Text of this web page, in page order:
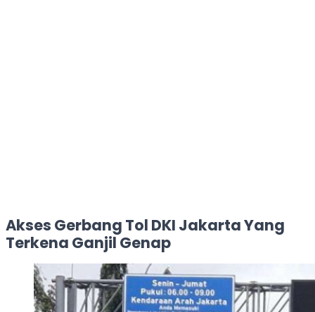
Akses Gerbang Tol DKI Jakarta Yang
Terkena Ganjil Genap